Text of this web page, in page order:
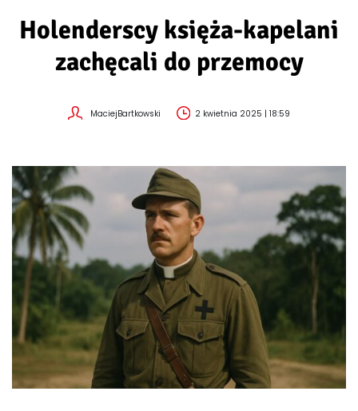
Holenderscy księża-kapelani
zachęcali do przemocy
MaciejBartkowski 2 kwietnia 2025 | 18:59